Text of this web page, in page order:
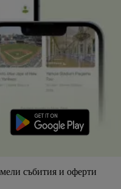
събития и оферти